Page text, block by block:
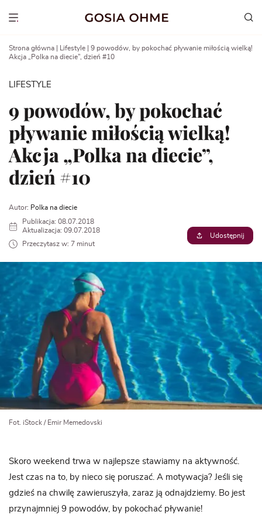
Show menu
Strona główna Lifestyle
9 powodów, by pokochać pływanie miłością wielką!
Akcja „Polka na diecie”, dzień #10
LIFESTYLE
9 powodów, by pokochać
pływanie miłością wielką!
Akcja „Polka na diecie”,
dzień #10
Autor: Polka na diecie
Publikacja: 08.07.2018
Aktualizacja: 09.07.2018
Przeczytasz w: 7 minut
Udostępnij
Fot. iStock / Emir Memedovski
Skoro weekend trwa w najlepsze stawiamy na aktywność.
Jest czas na to, by nieco się poruszać. A motywacja? Jeśli się
gdzieś na chwilę zawieruszyła, zaraz ją odnajdziemy. Bo jest
przynajmniej 9 powodów, by pokochać pływanie!